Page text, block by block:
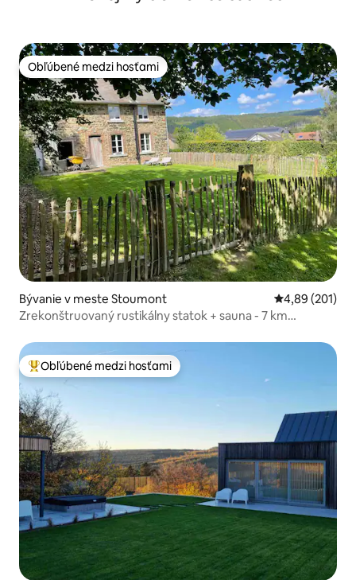
Obľúbené medzi hosťami
Obľúbené medzi hosťami
Bývanie v meste Stoumont Priemerné
4,89 (201)
Zrekonštruovaný rustikálny statok + sauna - 7 km
Najobľúbenejšie medzi hosťami
Obľúbené medzi hosťami